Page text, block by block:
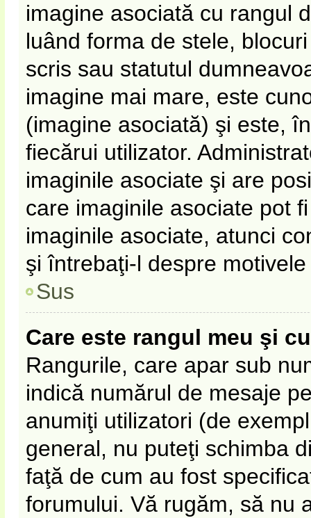
imagine asociată cu rangul
luând forma de stele,
scris sau statutul
imagine mai mare, este
(imagine asociată) şi este,
fiecărui utilizator.
imaginile asociate şi are
care imaginile asociate pot
imaginile asociate, atunci
şi întrebaţi-l despre
Sus
Care este rangul meu şi
Rangurile, care apar sub
indică numărul de mesaje
anumiţi utilizatori (de
general, nu puteţi schimba
faţă de cum au fost
forumului. Vă rugăm, să nu